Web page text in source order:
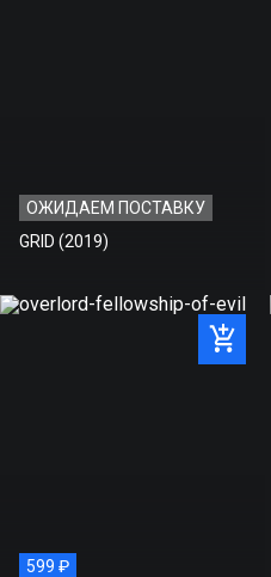
ОЖИДАЕМ ПОСТАВКУ
GRID (2019)
599 ₽